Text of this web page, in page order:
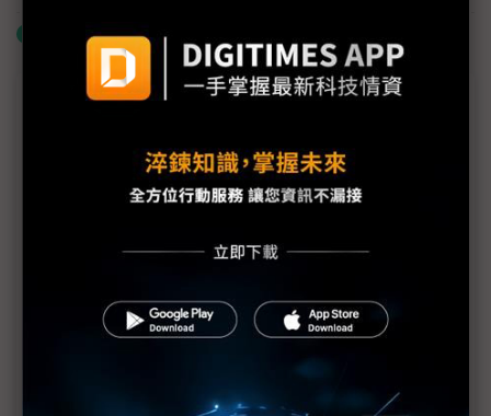
什麼是「關鍵字追蹤」
議題精選－黃仁勳來台會供應鏈
NVIDIA需求翻倍 黃仁勳透露：台積電10年內產能擴
偉再齊聚
台積前採購大將李文如轉任NVIDIA首現身 為黃仁勳